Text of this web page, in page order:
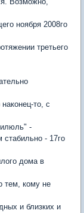
ноября 2008го
третьего
то, с
-
- 17го
дома в
тем, кому не
и близких и